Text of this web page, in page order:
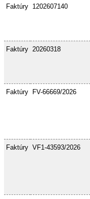
Faktúry 1202607140
Faktúry 20260318
Faktúry FV-66669/2026
Faktúry VF1-43593/2026